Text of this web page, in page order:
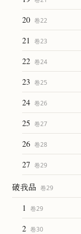
20 卷22
21 卷23
22 卷24
23 卷25
24 卷26
25 卷27
26 卷28
27 卷29
破我品 卷29
1 卷29
2 卷30